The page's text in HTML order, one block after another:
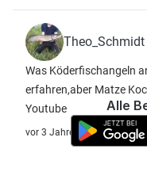
Theo_Schmidt
Was Köderfischangeln
erfahren,aber Matze
Youtube
vor 3 Jahre
Alle